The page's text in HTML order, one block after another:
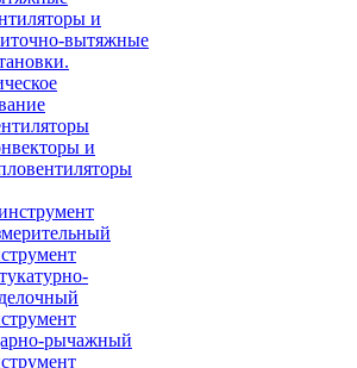
и
вытяжные
и
рычажный